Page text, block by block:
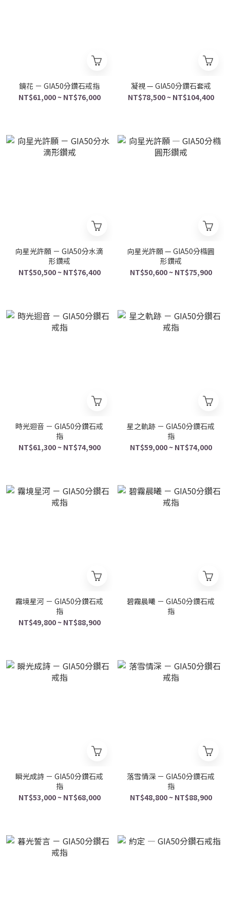
鏡花 － GIA50分鑽石戒指
NT$61,000 ~ NT$76,000
凝視 — GIA50分鑽石套戒
NT$78,500 ~ NT$104,400
向星光許願 － GIA50分水滴
形鑽戒
NT$50,500 ~ NT$76,400
向星光許願 — GIA50分橢圓
形鑽戒
NT$50,600 ~ NT$75,900
時光迴音 － GIA50分鑽石戒
指
NT$61,300 ~ NT$74,900
星之軌跡 － GIA50分鑽石戒
指
NT$59,000 ~ NT$74,000
霧境星河 － GIA50分鑽石戒
指
NT$49,800 ~ NT$88,900
碧霧晨曦 － GIA50分鑽石戒
指
瞬光成詩 － GIA50分鑽石戒
指
NT$53,000 ~ NT$68,000
落雪情深 － GIA50分鑽石戒
指
NT$48,800 ~ NT$88,900